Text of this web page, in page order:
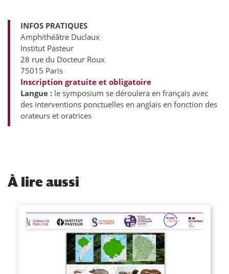
INFOS PRATIQUES
Amphithéâtre Duclaux
Institut Pasteur
28 rue du Docteur Roux
75015 Paris
Inscription gratuite et obligatoire
Langue : le symposium se déroulera en français avec
des interventions ponctuelles en anglais en fonction des
orateurs et oratrices
À lire aussi